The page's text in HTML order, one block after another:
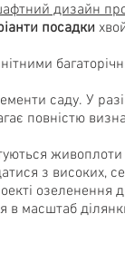
дизайн
посадки
саду. У
повністю
з високих,
озеленення
в масштаб